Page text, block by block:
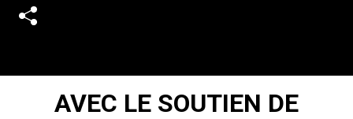
AVEC LE SOUTIEN DE